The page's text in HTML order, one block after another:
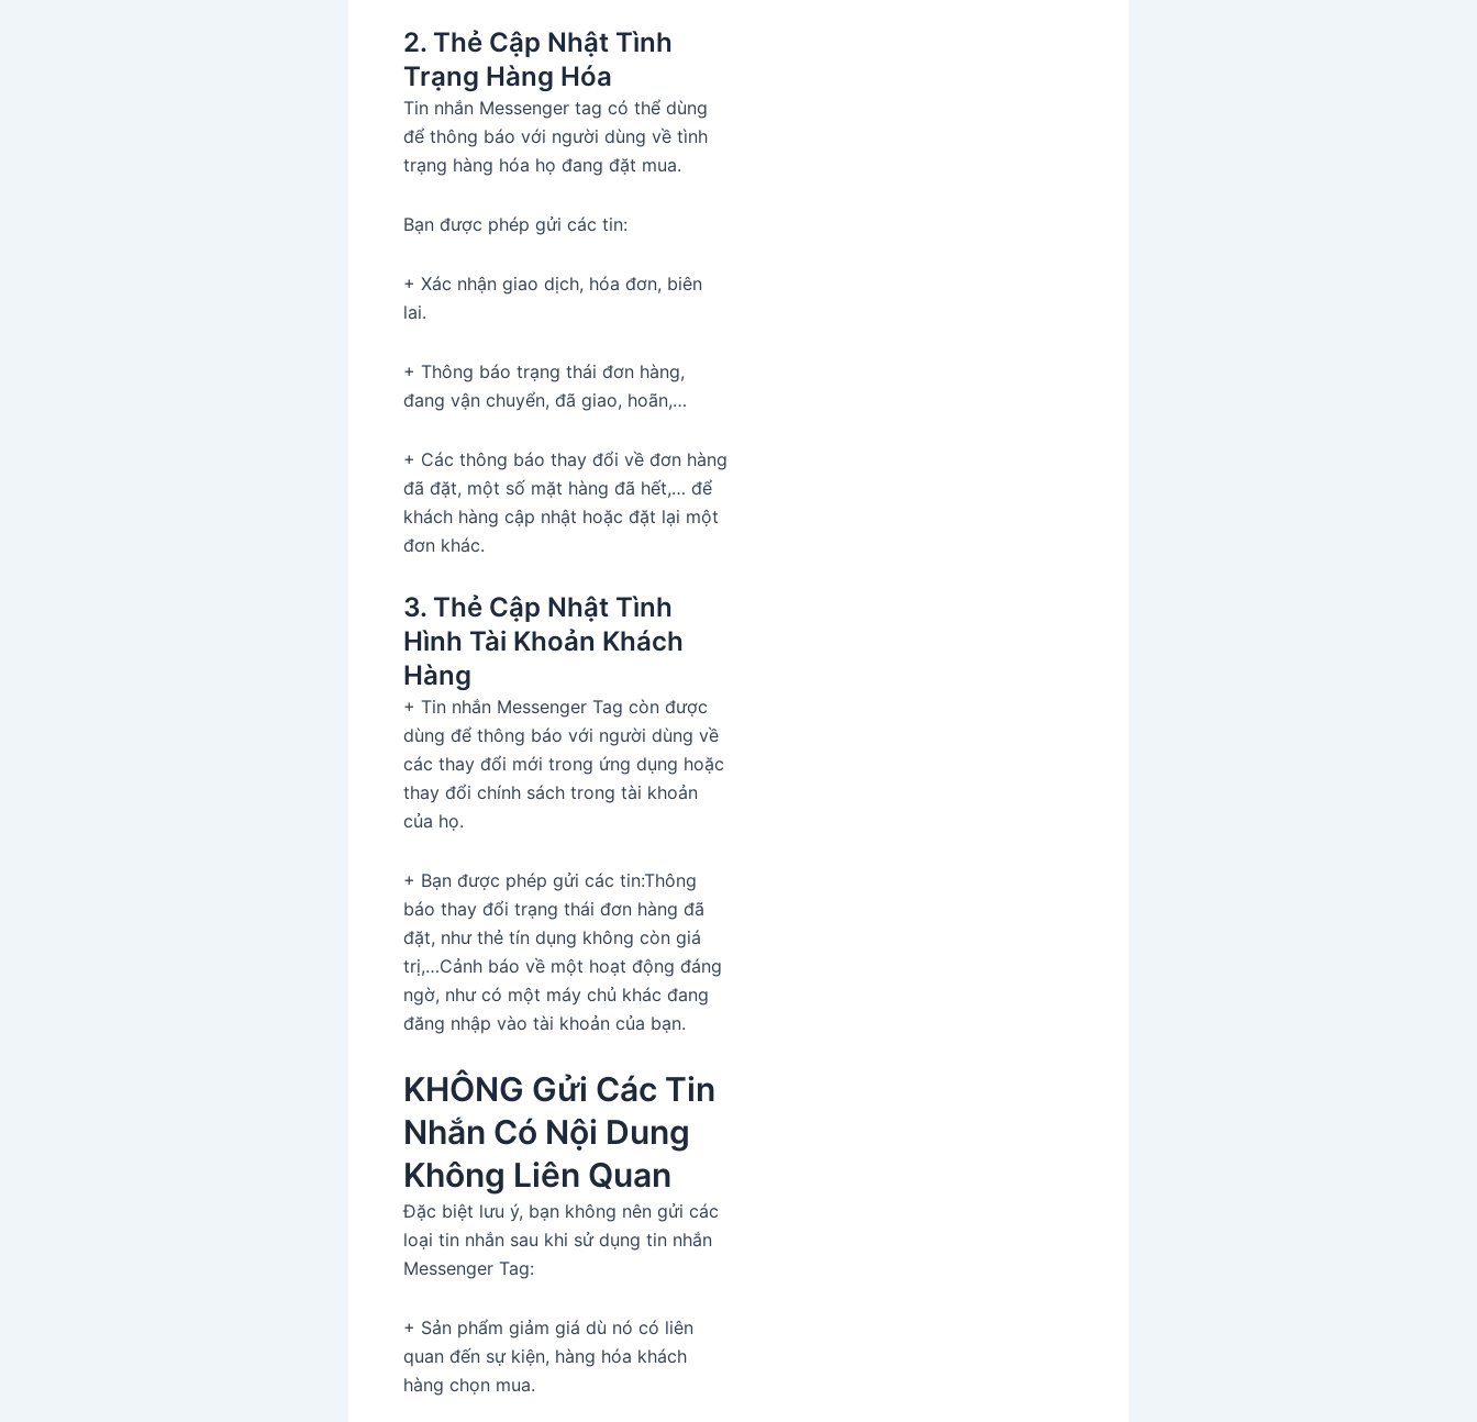
2. Thẻ Cập Nhật Tình
Trạng Hàng Hóa
Tin nhắn Messenger tag có thể dùng
để thông báo với người dùng về tình
trạng hàng hóa họ đang đặt mua.
Bạn được phép gửi các tin:
+ Xác nhận giao dịch, hóa đơn, biên
lai.
+ Thông báo trạng thái đơn hàng,
đang vận chuyển, đã giao, hoãn,…
+ Các thông báo thay đổi về đơn hàng
đã đặt, một số mặt hàng đã hết,… để
khách hàng cập nhật hoặc đặt lại một
đơn khác.
3. Thẻ Cập Nhật Tình
Hình Tài Khoản Khách
Hàng
+ Tin nhắn Messenger Tag còn được
dùng để thông báo với người dùng về
các thay đổi mới trong ứng dụng hoặc
thay đổi chính sách trong tài khoản
của họ.
+ Bạn được phép gửi các tin:Thông
báo thay đổi trạng thái đơn hàng đã
đặt, như thẻ tín dụng không còn giá
trị,…Cảnh báo về một hoạt động đáng
ngờ, như có một máy chủ khác đang
đăng nhập vào tài khoản của bạn.
KHÔNG Gửi Các Tin
Nhắn Có Nội Dung
Không Liên Quan
Đặc biệt lưu ý, bạn không nên gửi các
loại tin nhắn sau khi sử dụng tin nhắn
Messenger Tag:
+ Sản phẩm giảm giá dù nó có liên
quan đến sự kiện, hàng hóa khách
hàng chọn mua.